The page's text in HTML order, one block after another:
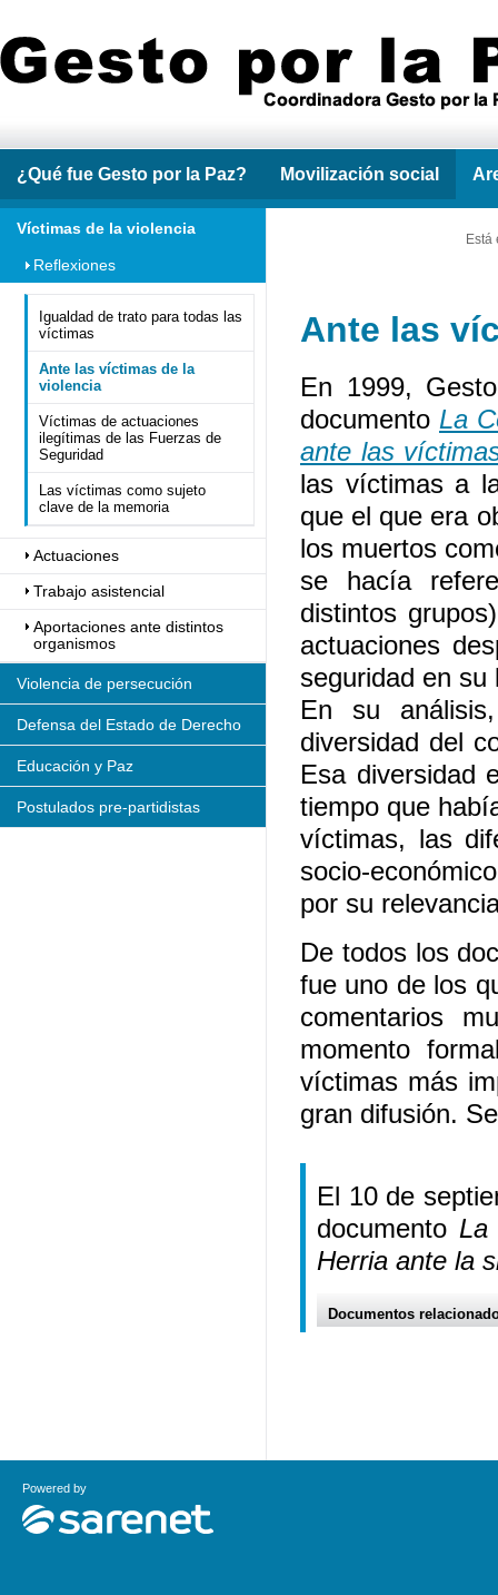
¿Qué fue Gesto por la Paz? Movilización social
Está
Víctimas de la violencia
Reflexiones
Igualdad de trato para todas las
víctimas
Ante las víctimas de la
violencia
Víctimas de actuaciones
ilegítimas de las Fuerzas de
Seguridad
Las víctimas como sujeto
clave de la memoria
Actuaciones
Trabajo asistencial
Aportaciones ante distintos
organismos
Violencia de persecución
Defensa del Estado de Derecho
Educación y Paz
Postulados pre-partidistas
Ante las
En 1999,
documento La
ante las
las víctimas a
que el que era
los muertos
se hacía
distintos
actuaciones
seguridad en
En su
diversidad del
Esa diversidad
tiempo que
víctimas, las
socio-
por su
De todos los
fue uno de los
comentarios
momento
víctimas más
gran difusión.
El 10 de
documento La
Herria ante la
Documentos
Powered by